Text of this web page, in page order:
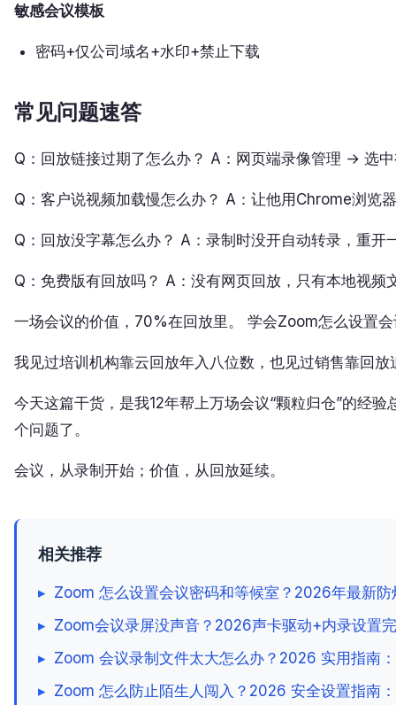
敏感会议模板
密码+仅公司域名+水印+禁止下载
常见问题速答
Q：回放链接过期了怎么办？ A：网页端录像管理 → 选
Q：客户说视频加载慢怎么办？ A：让他用Chrome浏览
Q：回放没字幕怎么办？ A：录制时没开自动转录，重开
Q：免费版有回放吗？ A：没有网页回放，只有本地视频
一场会议的价值，70%在回放里。 学会Zoom怎么设置
我见过培训机构靠云回放年入八位数，也见过销售靠回
今天这篇干货，是我12年帮上万场会议“颗粒归仓”的经
个问题了。
会议，从录制开始；价值，从回放延续。
相关推荐
▸ Zoom 怎么设置会议密码和等候室？2026年最新
▸ Zoom会议录屏没声音？2026声卡驱动+内录设置
▸ Zoom 会议录制文件太大怎么办？2026 实用指南
▸ Zoom 怎么防止陌生人闯入？2026 安全设置指南